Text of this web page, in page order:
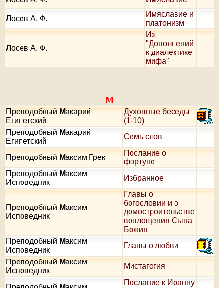
Лосев А. Ф.
Имяславие и
платонизм
Лосев А. Ф.
Из
"Дополнений
к диалектике
мифа"
М
ПреподобныйМакарий
Египетский
Духовные беседы
(1-10)
Преподобный Макарий
Египетский
Семь слов
Преподобный Максим Грек
Послание о
фортуне
Преподобный Максим
Исповедник
Избранное
Преподобный Максим
Исповедник
Главы о
богословии и о
домостроительстве
воплощения Сына
Божия
Преподобный Максим
Исповедник
Главы о любви
ПреподобныйМаксим
Исповедник
Мистагогия
Послание к Иоанну